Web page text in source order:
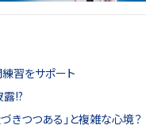
練習をサポート
露!?
きつつある」と複雑な心境？